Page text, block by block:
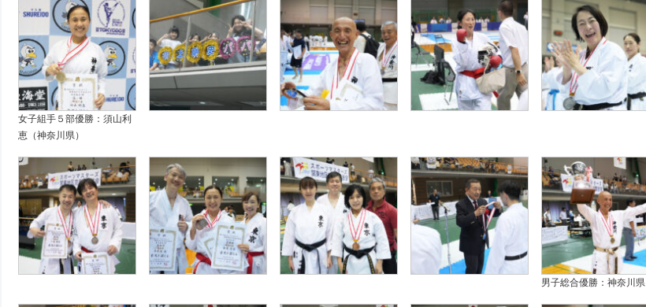
女子組手５部優勝：須山利
恵（神奈川県）
男子総合優勝：神奈川県